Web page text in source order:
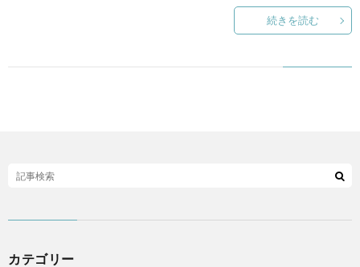
続きを読む
カテゴリー